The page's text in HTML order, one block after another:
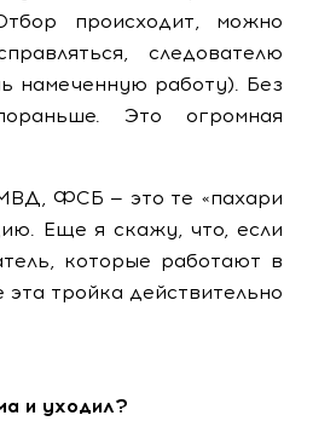
происходит, можно
следователю
намеченную работу). Без
Это огромная
ФСБ — это те «пахари
Еще я скажу, что, если
которые работают в
тройка действительно
и уходил?